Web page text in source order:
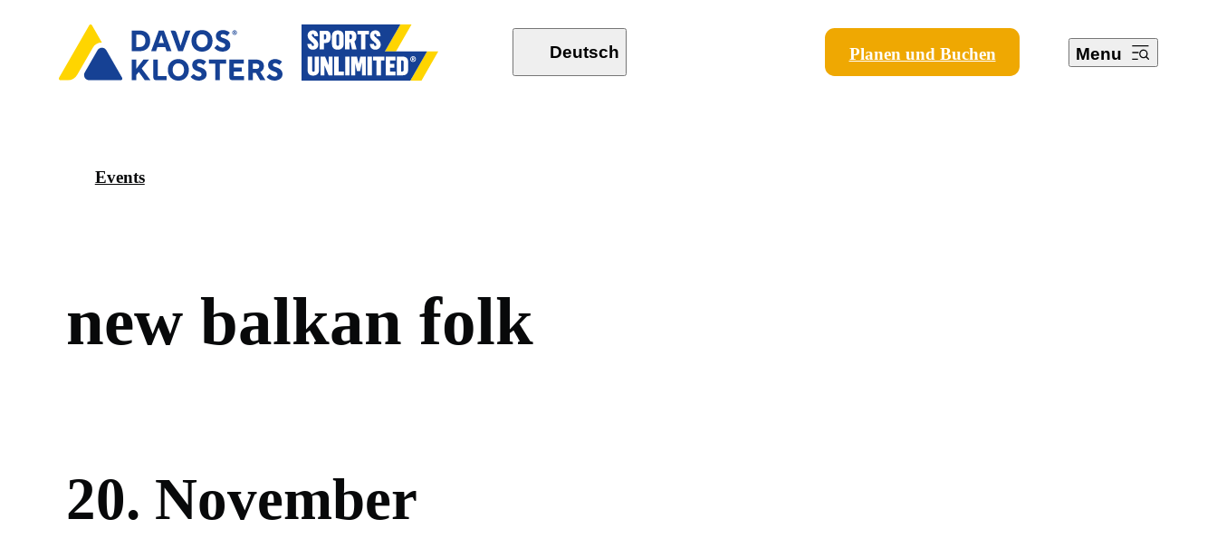
Deutsch Planen und Buchen Menu
Events
new balkan folk
20. November